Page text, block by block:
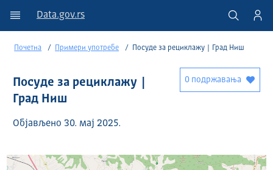
Data.gov.rs
Почетна Примери употребе Посуде за рециклажу | Град Ниш
Посуде за рециклажу |
Град Ниш
Објављено 30. мај 2025.
0 подржавања